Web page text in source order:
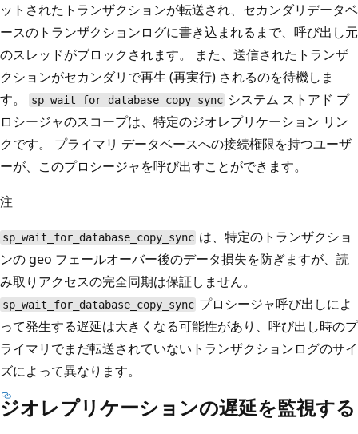
ットされたトランザクションが転送され、セカンダリデータベ
ースのトランザクションログに書き込まれるまで、呼び出し元
のスレッドがブロックされます。 また、送信されたトランザ
クションがセカンダリで再生 (再実行) されるのを待機しま
す。
sp_wait_for_database_copy_sync システム ストアド プ
ロシージャのスコープは、特定のジオレプリケーション リン
クです。 プライマリ データベースへの接続権限を持つユーザ
ーが、このプロシージャを呼び出すことができます。
注
sp_wait_for_database_copy_sync は、特定のトランザクショ
ンの geo フェールオーバー後のデータ損失を防ぎますが、読
み取りアクセスの完全同期は保証しません。
sp_wait_for_database_copy_sync プロシージャ呼び出しによ
って発生する遅延は大きくなる可能性があり、呼び出し時のプ
ライマリでまだ転送されていないトランザクションログのサイ
ズによって異なります。
ジオレプリケーションの遅延を監視する